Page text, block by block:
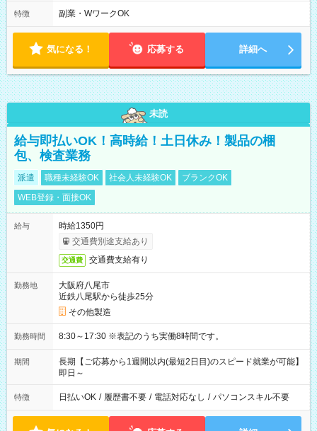
特徴 副業・WワークOK
気になる！ 応募する 詳細へ
未読
給与即払いOK！高時給！土日休み！製品の梱
包、検査業務
派遣 職種未経験OK 社会人未経験OK
ブランクOK
WEB登録・面接OK
給与
時給1350円
交通費別途支給あり
交通費 交通費支給有り
勤務地
大阪府八尾市
近鉄八尾駅から徒歩25分
その他製造
勤務時間 8:30～17:30 ※表記のうち実働8時間です。
期間
長期【ご応募から1週間以内(最短2日目)のスピード就業が可能】
即日～
特徴 日払いOK / 履歴書不要 / 電話対応なし / パソコンスキル不要